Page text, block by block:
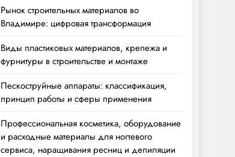
Рынок строительных материалов во
Владимире: цифровая трансформация
Виды пластиковых материалов, крепежа и
фурнитуры в строительстве и монтаже
Пескоструйные аппараты: классификация,
принцип работы и сферы применения
Профессиональная косметика, оборудование
и расходные материалы для ногтевого
сервиса, наращивания ресниц и депиляции